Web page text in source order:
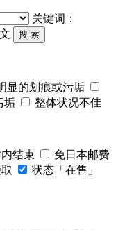
关键词：
搜 索
显的划痕或污垢
垢 整体状况不佳
结束
免日本邮费
状态「在售」